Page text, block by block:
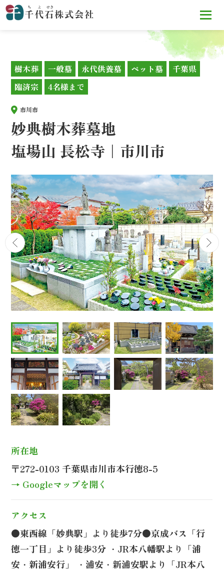
TOP 墓地・霊園を探す
川市
樹木葬 一般墓 永代供養墓 ペット墓
千葉県
臨済宗
4名様まで
市川市
妙典樹木葬墓地
塩場山 長松寺｜市川市
所在地
〒272-0103 千葉県市川市本行徳8-5
→ Googleマップを開く
アクセス
●東西線「妙典駅」より徒歩7分●京成バス「行
徳一丁目」より徒歩3分 ・JR本八幡駅より「浦
安・新浦安行」 ・浦安・新浦安駅より「JR本八